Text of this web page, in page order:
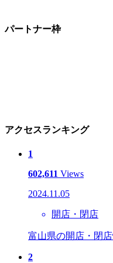
パートナー枠
アクセスランキング
1
602,611 Views
2024.11.05
開店・閉店
富山県の開店・閉
2